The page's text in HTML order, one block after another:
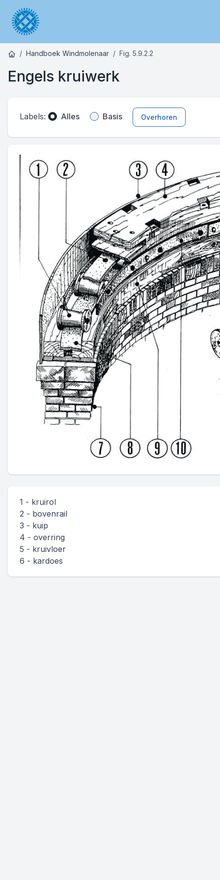
Handboek Windmolenaar Fig. 5.9.2.2
Engels kruiwerk
Labels: Alles Basis Overhoren
1 - kruirol
2 - bovenrail
3 - kuip
4 - overring
5 - kruivloer
6 - kardoes